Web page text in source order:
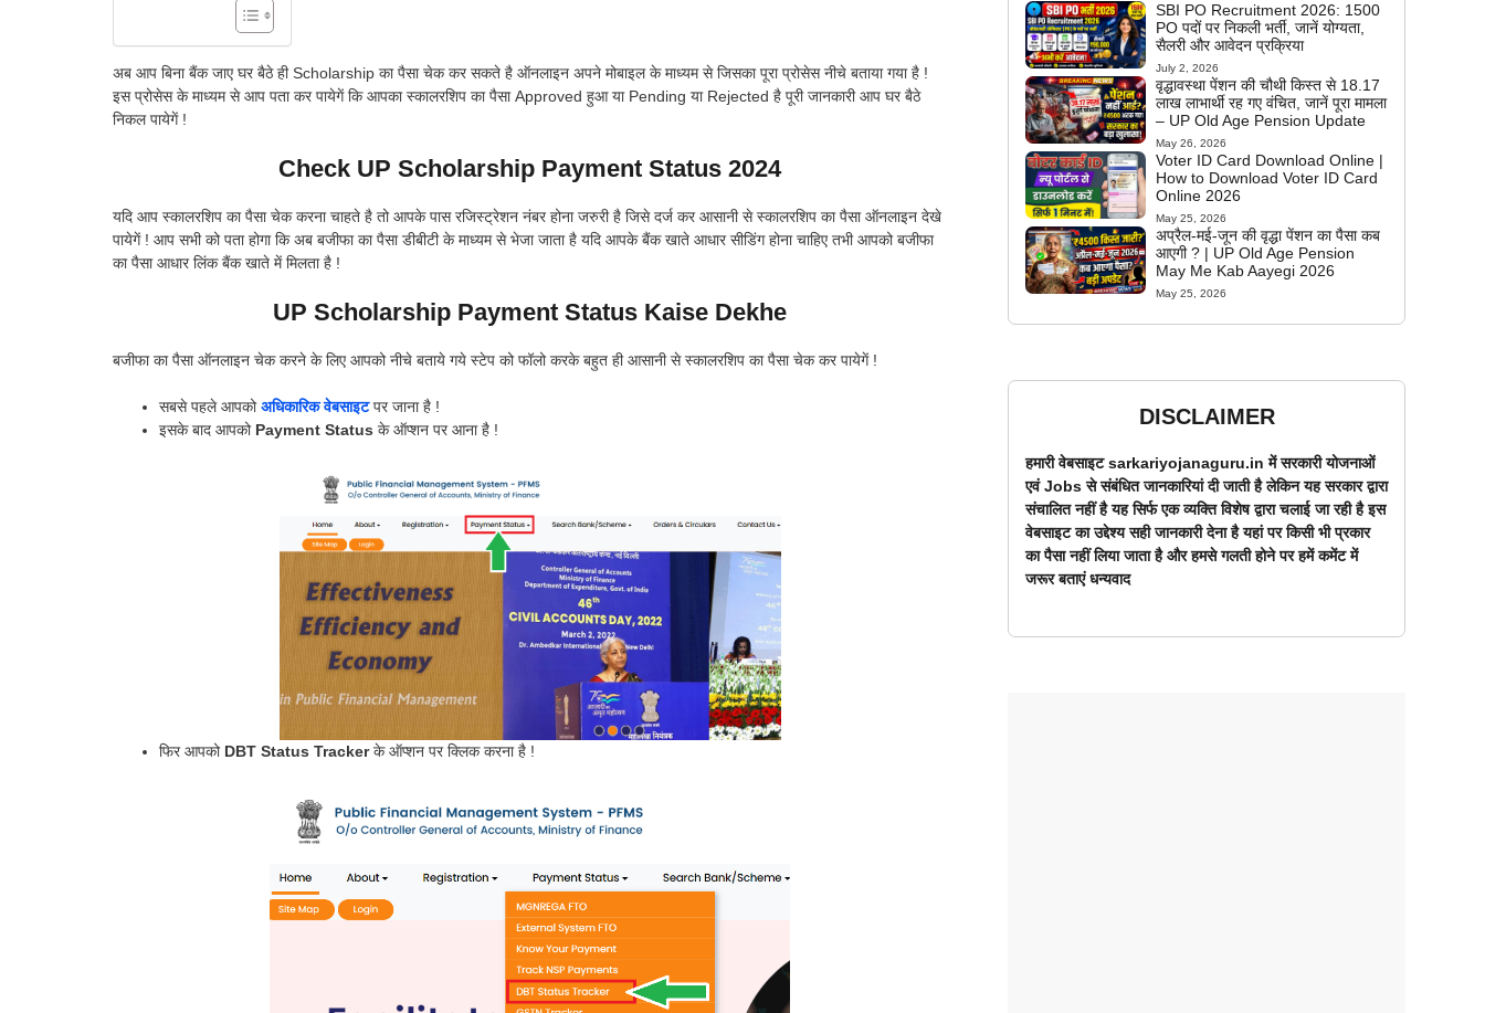
अब आप बिना बैंक जाए घर बैठे ही Scholarship का पैसा चेक कर सकते है ऑनलाइन अपने मोबाइल के माध्यम से जिसका पूरा प्रोसेस नीचे बताया गया है !
इस प्रोसेस के माध्यम से आप पता कर पायेगें कि आपका स्कालरशिप का पैसा Approved हुआ या Pending या Rejected है पूरी जानकारी आप घर बैठे
निकल पायेगें !
Check UP Scholarship Payment Status 2024
यदि आप स्कालरशिप का पैसा चेक करना चाहते है तो आपके पास रजिस्ट्रेशन नंबर होना जरुरी है जिसे दर्ज कर आसानी से स्कालरशिप का पैसा ऑनलाइन देखे
पायेगें ! आप सभी को पता होगा कि अब बजीफा का पैसा डीबीटी के माध्यम से भेजा जाता है यदि आपके बैंक खाते आधार सीडिंग होना चाहिए तभी आपको बजीफा
का पैसा आधार लिंक बैंक खाते में मिलता है !
UP Scholarship Payment Status Kaise Dekhe
बजीफा का पैसा ऑनलाइन चेक करने के लिए आपको नीचे बताये गये स्टेप को फॉलो करके बहुत ही आसानी से स्कालरशिप का पैसा चेक कर पायेगें !
सबसे पहले आपकोअधिकारिक वेबसाइटपर जाना है !
इसके बाद आपको Payment Status के ऑप्शन पर आना है !
फिर आपको DBT Status Trackerके ऑप्शन पर क्लिक करना है !
SBI PO Recruitment 2026: 1500
PO पदों पर निकली भर्ती, जानें योग्यता,
सैलरी और आवेदन प्रक्रिया
July 2, 2026
वृद्धावस्था पेंशन की चौथी किस्त से 18.17
लाख लाभार्थी रह गए वंचित, जानें पूरा मामला
– UP Old Age Pension Update
May 26, 2026
Voter ID Card Download Online |
How to Download Voter ID Card
Online 2026
May 25, 2026
अप्रैल-मई-जून की वृद्धा पेंशन का पैसा कब
आएगी ? | UP Old Age Pension
May Me Kab Aayegi 2026
May 25, 2026
DISCLAIMER
हमारी वेबसाइट sarkariyojanaguru.in में सरकारी योजनाओं
एवं Jobs से संबंधित जानकारियां दी जाती है लेकिन यह सरकार द्वारा
संचालित नहीं है यह सिर्फ एक व्यक्ति विशेष द्वारा चलाई जा रही है इस
वेबसाइट का उद्देश्य सही जानकारी देना है यहां पर किसी भी प्रकार
का पैसा नहीं लिया जाता है और हमसे गलती होने पर हमें कमेंट में
जरूर बताएं धन्यवाद